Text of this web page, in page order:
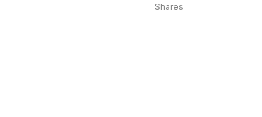
Shares